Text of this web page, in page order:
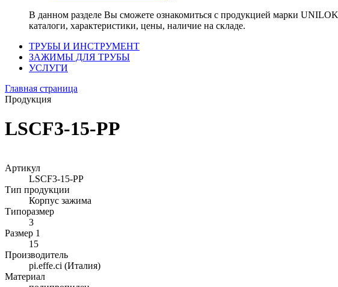
В данном разделе Вы сможете ознакомиться с продукцией марки
каталоги, характеристики, цены, наличие на складе.
ТРУБЫ И ИНСТРУМЕНТ
ЗАЖИМЫ ДЛЯ ТРУБЫ
УСЛУГИ
Главная страница
Продукция
LSCF3-15-PP
Артикул
LSCF3-15-PP
Тип продукции
Корпус зажима
Типоразмер
3
Размер 1
15
Производитель
pi.effe.ci (Италия)
Материал